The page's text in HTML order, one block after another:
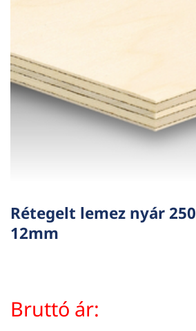
Rétegelt lemez nyár
12mm
Bruttó ár: